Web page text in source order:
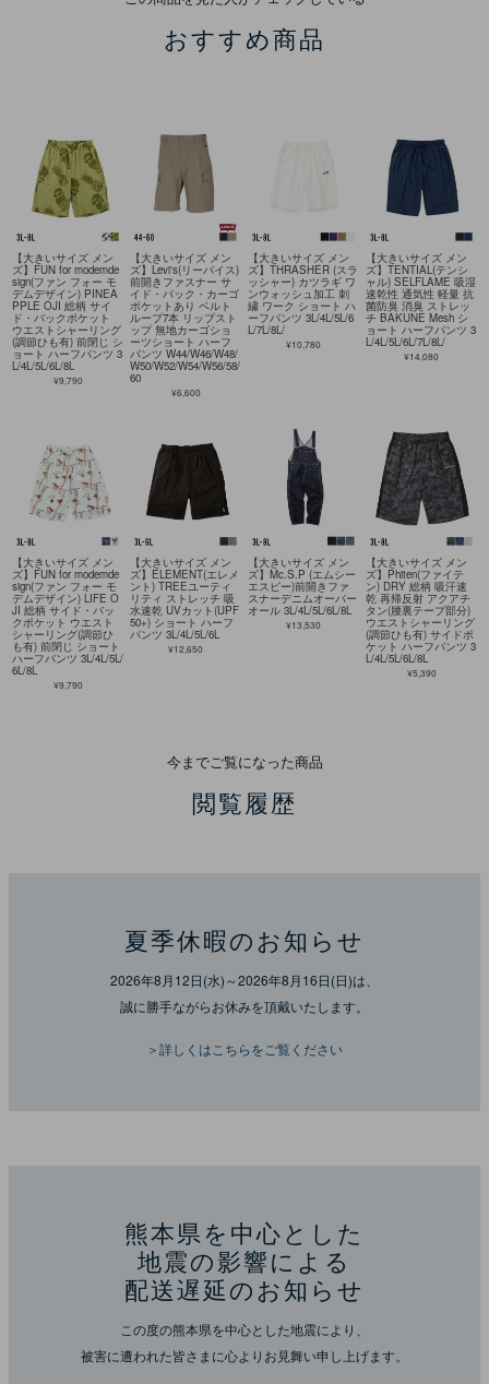
おすすめ商品
【大きいサイズ メン
ズ】FUN for modemde
sign(ファン フォー モ
デムデザイン) PINEA
PPLE OJI 総柄 サイ
ド・バックポケット
ウエストシャーリング
(調節ひも有) 前閉じ シ
ョート ハーフパンツ 3
L/4L/5L/6L/8L
¥9,790
【大きいサイズ メン
ズ】Levi's(リーバイス)
前開きファスナー サ
イド・バック・カーゴ
ポケットあり ベルト
ループ7本 リップスト
ップ 無地カーゴショ
ーツショート ハーフ
パンツ W44/W46/W48/
W50/W52/W54/W56/58/
60
¥6,600
【大きいサイズ メン
ズ】THRASHER (スラ
ッシャー) カツラギ ワ
ンウォッシュ加工 刺
繍 ワーク ショート ハ
ーフパンツ 3L/4L/5L/6
L/7L/8L/
¥10,780
【大きいサイズ メン
ズ】TENTIAL(テンシ
ャル) SELFLAME 吸湿
速乾性 通気性 軽量 抗
菌防臭 消臭 ストレッ
チ BAKUNE Mesh シ
ョート ハーフパンツ 3
L/4L/5L/6L/7L/8L/
¥14,080
【大きいサイズ メン
ズ】FUN for modemde
sign(ファン フォー モ
デムデザイン) LIFE O
JI 総柄 サイド・バッ
クポケット ウエスト
シャーリング(調節ひ
も有) 前閉じ ショート
ハーフパンツ 3L/4L/5L/
6L/8L
¥9,790
【大きいサイズ メン
ズ】ELEMENT(エレメ
ント) TREEユーティ
リティ ストレッチ 吸
水速乾 UVカット(UPF
50+) ショート ハーフ
パンツ 3L/4L/5L/6L
¥12,650
【大きいサイズ メン
ズ】Mc.S.P (エムシー
エスピー)前開きファ
スナーデニムオーバー
オール 3L/4L/5L/6L/8L
¥13,530
【大きいサイズ メン
ズ】Phiten(ファイテ
ン) DRY 総柄 吸汗速
乾 再帰反射 アクアチ
タン(腰裏テープ部分)
ウエストシャーリング
(調節ひも有) サイドポ
ケット ハーフパンツ 3
L/4L/5L/6L/8L
¥5,390
今までご覧になった商品
閲覧履歴
夏季休暇のお知らせ
2026年8月12日(水)～2026年8月16日(日)は、
誠に勝手ながらお休みを頂戴いたします。
＞詳しくはこちらをご覧ください
熊本県を中心とした
地震の影響による
配送遅延のお知らせ
この度の熊本県を中心とした地震により、
被害に遭われた皆さまに心よりお見舞い申し上げます。